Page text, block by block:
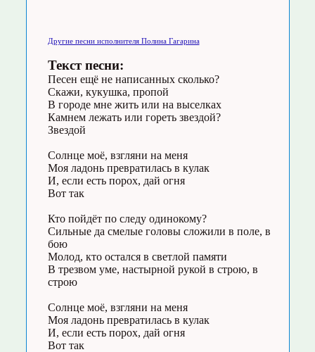
Другие песни исполнителя Полина Гагарина
Текст песни:
Песен ещё не написанных сколько?
Скажи, кукушка, пропой
В городе мне жить или на выселках
Камнем лежать или гореть звездой?
Звездой
Солнце моё, взгляни на меня
Моя ладонь превратилась в кулак
И, если есть порох, дай огня
Вот так
Кто пойдёт по следу одинокому?
Сильные да смелые головы сложили в поле, в
бою
Молод, кто остался в светлой памяти
В трезвом уме, настырной рукой в строю, в
строю
Солнце моё, взгляни на меня
Моя ладонь превратилась в кулак
И, если есть порох, дай огня
Вот так